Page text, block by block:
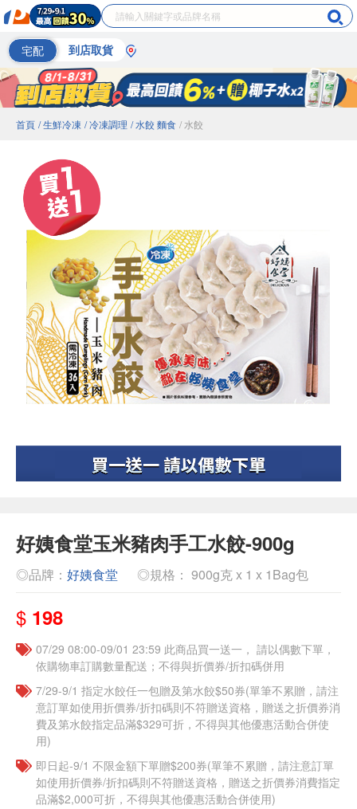
宅配 到店取貨
首頁 / 生鮮冷凍 / 冷凍調理 / 水餃 麵食 / 水餃
好姨食堂玉米豬肉手工水餃-900g
◎品牌： 好姨食堂 ◎規格： 900g克 x 1 x 1Bag包
$ 198
07/29 08:00-09/01 23:59 此商品買一送一， 請以偶數下單，
依購物車訂購數量配送；不得與折價券/折扣碼併用
7/29-9/1 指定水餃任一包贈及第水餃$50券(單筆不累贈，請注
意訂單如使用折價券/折扣碼則不符贈送資格，贈送之折價券消
費及第水餃指定品滿$329可折，不得與其他優惠活動合併使
用)
即日起-9/1 不限金額下單贈$200券(單筆不累贈，請注意訂單
如使用折價券/折扣碼則不符贈送資格，贈送之折價券消費指定
品滿$2,000可折，不得與其他優惠活動合併使用)